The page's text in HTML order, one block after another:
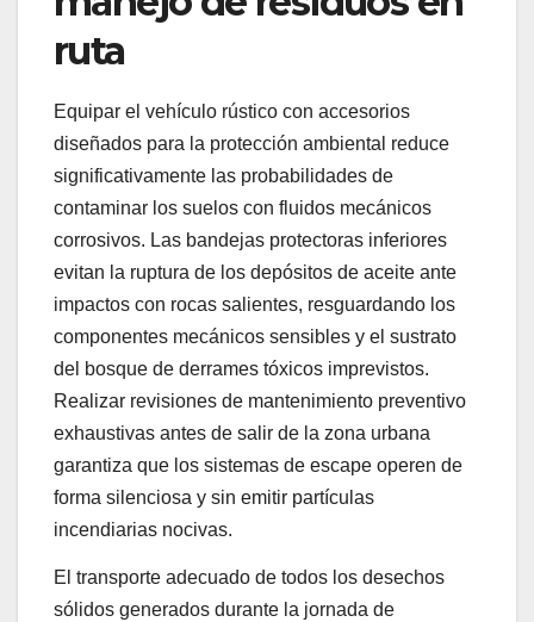
ruta
Equipar el vehículo rústico con accesorios
diseñados para la protección ambiental reduce
significativamente las probabilidades de
contaminar los suelos con fluidos mecánicos
corrosivos. Las bandejas protectoras inferiores
evitan la ruptura de los depósitos de aceite ante
impactos con rocas salientes, resguardando los
componentes mecánicos sensibles y el sustrato
del bosque de derrames tóxicos imprevistos.
Realizar revisiones de mantenimiento preventivo
exhaustivas antes de salir de la zona urbana
garantiza que los sistemas de escape operen de
forma silenciosa y sin emitir partículas
incendiarias nocivas.
El transporte adecuado de todos los desechos
sólidos generados durante la jornada de